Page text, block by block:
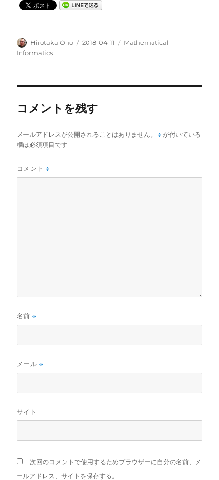
投
稿
Hirotaka Ono
投
2018-04-11
カ
Mathematical
Informatics
コメントを残す
メールアドレスが公開されることはありません。 ※ が付いている
欄は必須項目です
コメント※
名前※
メール※
サイト
次回のコメントで使用するためブラウザーに自分の名前、メ
ールアドレス、サイトを保存する。